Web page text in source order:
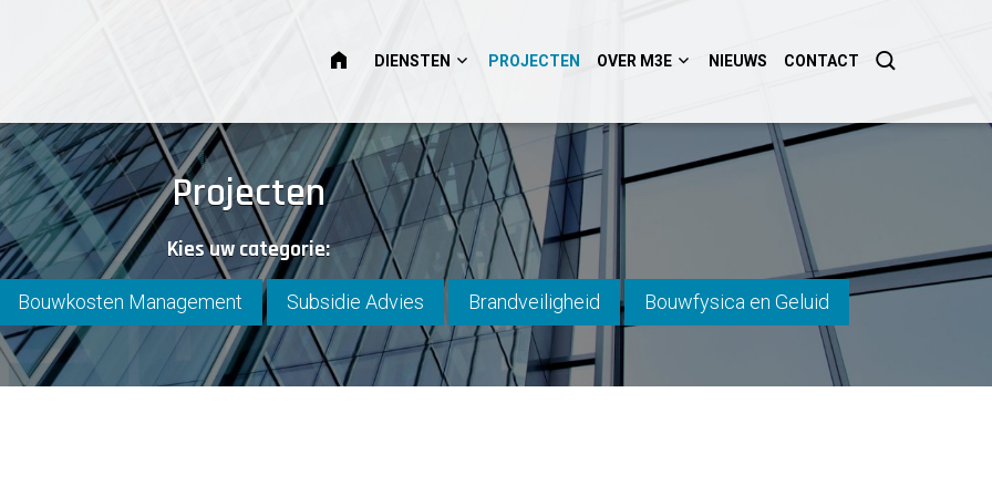
HOMEDIENSTEN PROJECTEN OVER M3E NIEUWS CONTACT
Projecten
Kies uw categorie:
Bouwkosten Management Subsidie Advies Brandveiligheid Bouwfysica en Geluid